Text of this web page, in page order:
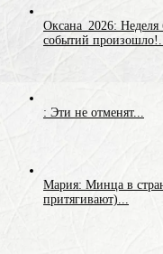
Оксана_2026: Неделя
событий произошло!...
: Эти не отменят...
Мария: Минца в
притягивают)...